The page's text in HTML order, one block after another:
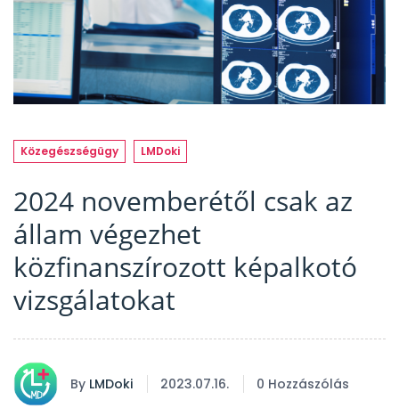
Közegészségügy LMDoki
2024 novemberétől csak az
állam végezhet
közfinanszírozott képalkotó
vizsgálatokat
By LMDoki 2023.07.16. 0 Hozzászólás